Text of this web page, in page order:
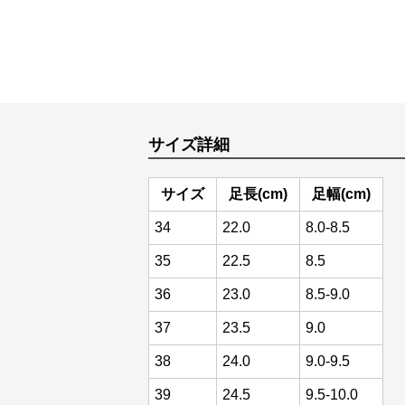
サイズ詳細
サイズ 足長(cm) 足幅(cm)
34 22.0 8.0-8.5
35 22.5 8.5
36 23.0 8.5-9.0
37 23.5 9.0
38 24.0 9.0-9.5
39 24.5 9.5-10.0